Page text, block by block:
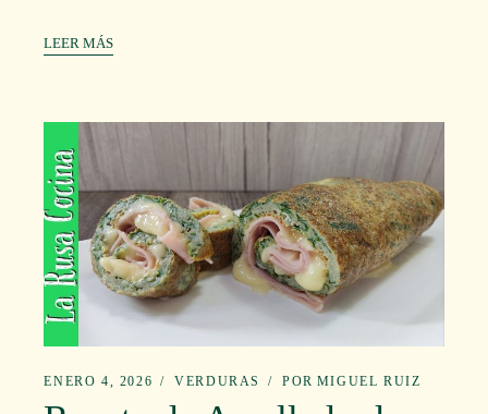
LEER MÁS
ENERO 4, 2026 VERDURAS POR MIGUEL RUIZ